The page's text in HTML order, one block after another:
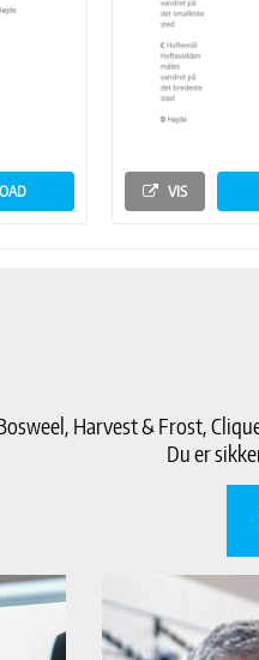
VIS
Harvest & Frost,
Du er